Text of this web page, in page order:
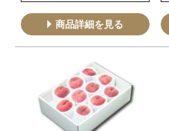
商品詳細を見る